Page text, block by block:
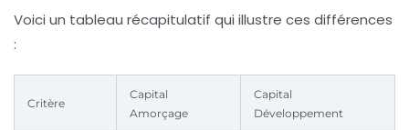
Voici un tableau récapitulatif qui illustre ces différences
:
Critère
Capital
Amorçage
Capital
Développement